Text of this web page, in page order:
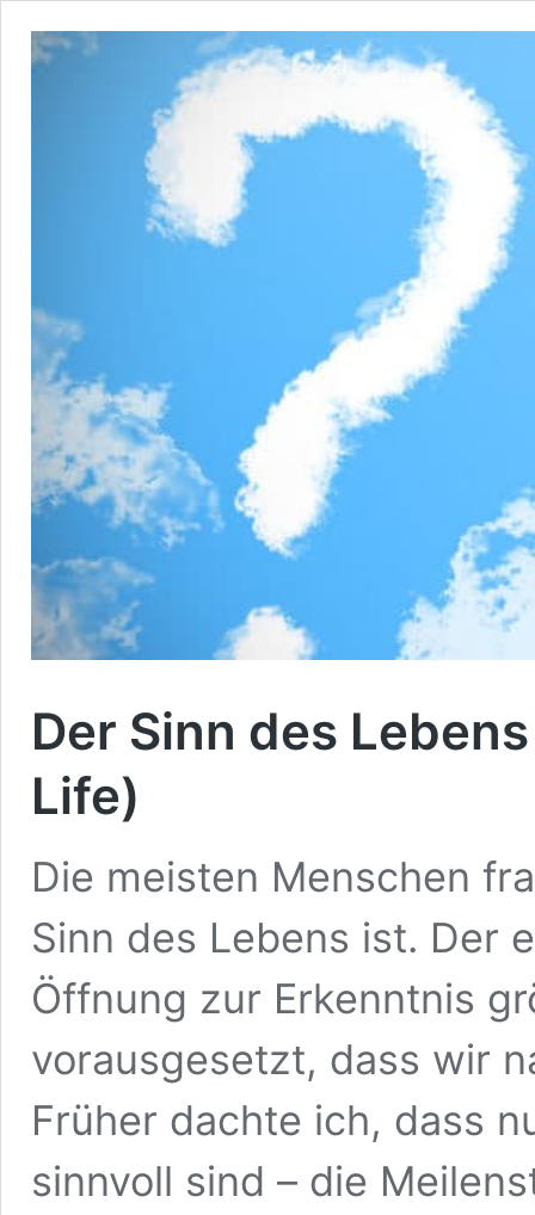
Der Sinn des
Life)
Die meisten Menschen
Sinn des Lebens ist. Der
Öffnung zur Erkenntnis
vorausgesetzt, dass wir
Früher dachte ich, dass
sinnvoll sind – die